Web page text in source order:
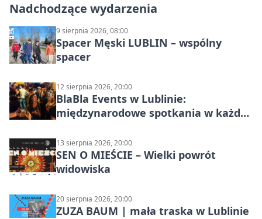
Nadchodzące wydarzenia
9 sierpnia 2026, 08:00
Spacer Męski LUBLIN – wspólny
spacer
12 sierpnia 2026, 20:00
BlaBla Events w Lublinie:
międzynarodowe spotkania w każdą
13 sierpnia 2026, 20:00
SEN O MIEŚCIE – Wielki powrót
widowiska
20 sierpnia 2026, 20:00
ZUZA BAUM | mała traska w Lublinie